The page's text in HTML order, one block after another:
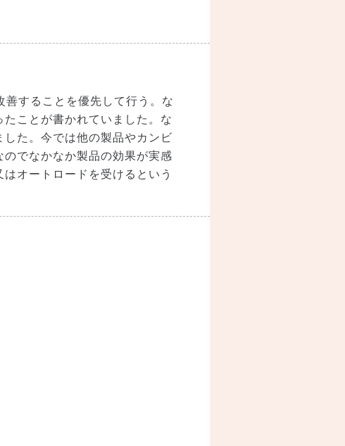
することを優先して行う。な
ことが書かれていました。な
た。今では他の製品やカンビ
でなかなか製品の効果が実感
オートロードを受けるという